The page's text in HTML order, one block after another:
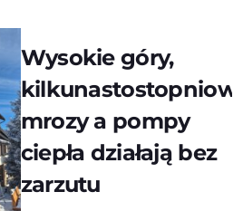
Wysokie góry,
mrozy a pompy
ciepła działają bez
zarzutu